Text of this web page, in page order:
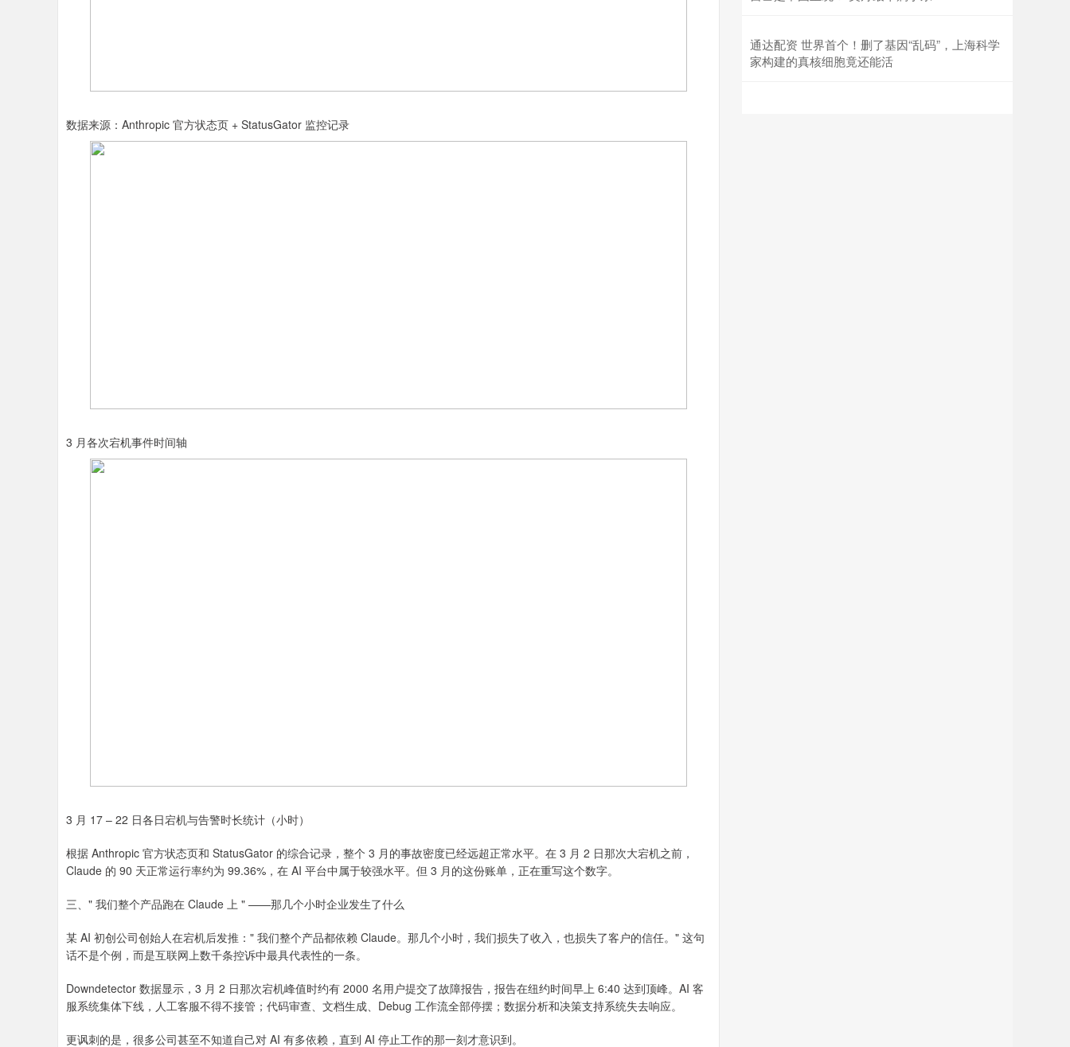
数据来源：Anthropic 官方状态页 + StatusGator 监控记录
3 月各次宕机事件时间轴
3 月 17 – 22 日各日宕机与告警时长统计（小时）
根据 Anthropic 官方状态页和 StatusGator 的综合记录，整个 3 月的事故密度已经远超正常水平。在 3 月 2 日那次大宕机之前，
Claude 的 90 天正常运行率约为 99.36%，在 AI 平台中属于较强水平。但 3 月的这份账单，正在重写这个数字。
三、" 我们整个产品跑在 Claude 上 " ——那几个小时企业发生了什么
某 AI 初创公司创始人在宕机后发推：" 我们整个产品都依赖 Claude。那几个小时，我们损失了收入，也损失了客户的信任。" 这句
话不是个例，而是互联网上数千条控诉中最具代表性的一条。
Downdetector 数据显示，3 月 2 日那次宕机峰值时约有 2000 名用户提交了故障报告，报告在纽约时间早上 6:40 达到顶峰。AI 客
服系统集体下线，人工客服不得不接管；代码审查、文档生成、Debug 工作流全部停摆；数据分析和决策支持系统失去响应。
更讽刺的是，很多公司甚至不知道自己对 AI 有多依赖，直到 AI 停止工作的那一刻才意识到。
通达配资 世界首个！删了基因“乱码”，上海科学
家构建的真核细胞竟还能活